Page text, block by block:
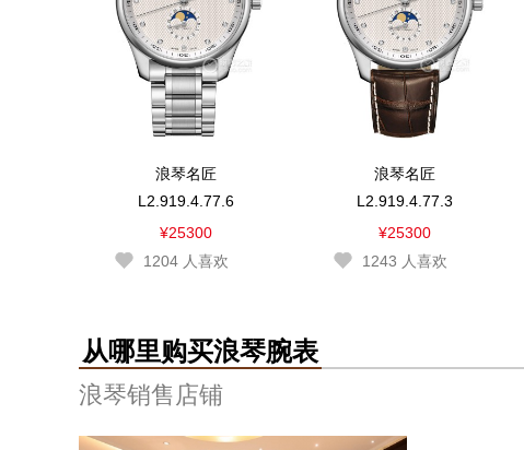
浪琴名匠
L2.919.4.77.6
¥25300
1204人喜欢
浪琴名匠
L2.919.4.77.3
¥25300
1243 人喜欢
从哪里购买浪琴腕表
浪琴销售店铺